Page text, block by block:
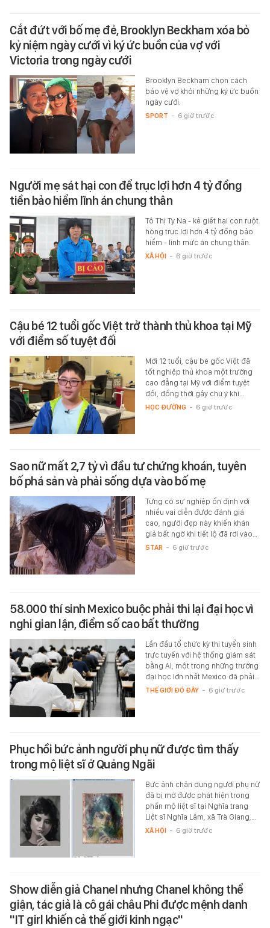
Cắt đứt với bố mẹ đẻ, Brooklyn Beckham xóa bỏ
kỷ niệm ngày cưới vì ký ức buồn của vợ với
Victoria trong ngày cưới
Brooklyn Beckham chọn cách
bảo vệ vợ khỏi những ký ức buồn
ngày cưới.
SPORT - 6 giờ trước
Người mẹ sát hại con để trục lợi hơn 4 tỷ đồng
tiền bảo hiểm lĩnh án chung thân
Tô Thị Ty Na - kẻ giết hại con ruột
hòng trục lợi hơn 4 tỷ đồng bảo
hiểm - lĩnh mức án chung thân.
XÃ HỘI - 6 giờ trước
Cậu bé 12 tuổi gốc Việt trở thành thủ khoa tại Mỹ
với điểm số tuyệt đối
Mới 12 tuổi, cậu bé gốc Việt đã
tốt nghiệp thủ khoa một trường
cao đẳng tại Mỹ với điểm tuyệt
đối, đồng thời gây chú ý khi…
HỌC ĐƯỜNG - 6 giờ trước
Sao nữ mất 2,7 tỷ vì đầu tư chứng khoán, tuyên
bố phá sản và phải sống dựa vào bố mẹ
Từng có sự nghiệp ổn định với
nhiều vai diễn được đánh giá
cao, người đẹp này khiến khán
giả bất ngờ khi tiết lộ đã rơi vào…
STAR - 6 giờ trước
58.000 thí sinh Mexico buộc phải thi lại đại học vì
nghi gian lận, điểm số cao bất thường
Lần đầu tổ chức kỳ thi tuyển sinh
trực tuyến với hệ thống giám sát
bằng AI, một trong những trường
đại học lớn nhất Mexico đã phải…
THẾ GIỚI ĐÓ ĐÂY - 6 giờ trước
Phục hồi bức ảnh người phụ nữ được tìm thấy
trong mộ liệt sĩ ở Quảng Ngãi
Bức ảnh chân dung người phụ nữ
đã bị mờ được phát hiện trong
phần mộ liệt sĩ tại Nghĩa trang
Liệt sĩ Nghĩa Lâm, xã Trà Giang,…
XÃ HỘI - 6 giờ trước
Show diễn giả Chanel nhưng Chanel không thể
giận, tác giả là cô gái châu Phi được mệnh danh
"IT girl khiến cả thế giới kinh ngạc"